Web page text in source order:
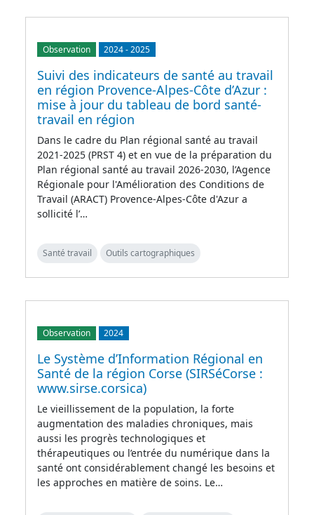
Observation 2024-2025
Suivi des indicateurs de santé au travail
en région Provence-Alpes-Côte d’Azur :
mise à jour du tableau de bord santé-
travail en région
Dans le cadre du Plan régional santé au travail
2021-2025 (PRST 4) et en vue de la préparation du
Plan régional santé au travail 2026-2030, l’Agence
Régionale pour l'Amélioration des Conditions de
Travail (ARACT) Provence-Alpes-Côte d'Azur a
sollicité l’…
Santé travail Outils cartographiques
Observation 2024
Le Système d’Information Régional en
Santé de la région Corse (SIRSéCorse :
www.sirse.corsica)
Le vieillissement de la population, la forte
augmentation des maladies chroniques, mais
aussi les progrès technologiques et
thérapeutiques ou l’entrée du numérique dans la
santé ont considérablement changé les besoins et
les approches en matière de soins. Le…